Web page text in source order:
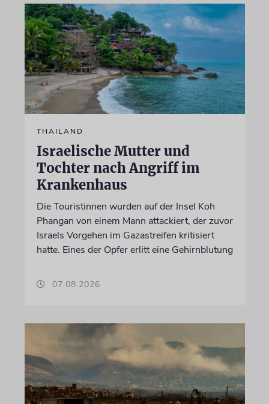
THAILAND
Israelische Mutter und
Tochter nach Angriff im
Krankenhaus
Die Touristinnen wurden auf der Insel Koh
Phangan von einem Mann attackiert, der zuvor
Israels Vorgehen im Gazastreifen kritisiert
hatte. Eines der Opfer erlitt eine Gehirnblutung
07.08.2026